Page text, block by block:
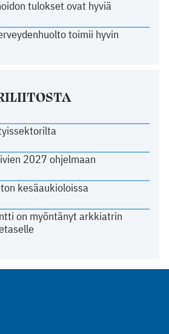
tulokset ovat hyviä
toimii hyvin
2027 ohjelmaan
kesäaukioloissa
on myöntänyt arkkiatrin